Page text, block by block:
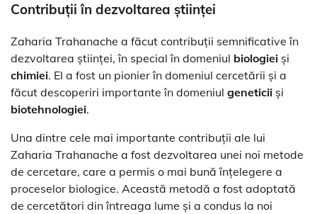
Contribuții în dezvoltarea științei
Zaharia Trahanache a făcut contribuții semnificative în
dezvoltarea științei, în special în domeniul biologiei și
chimiei. El a fost un pionier în domeniul cercetării și a
făcut descoperiri importante în domeniul geneticii și
biotehnologiei.
Una dintre cele mai importante contribuții ale lui
Zaharia Trahanache a fost dezvoltarea unei noi metode
de cercetare, care a permis o mai bună înțelegere a
proceselor biologice. Această metodă a fost adoptată
de cercetători din întreaga lume și a condus la noi